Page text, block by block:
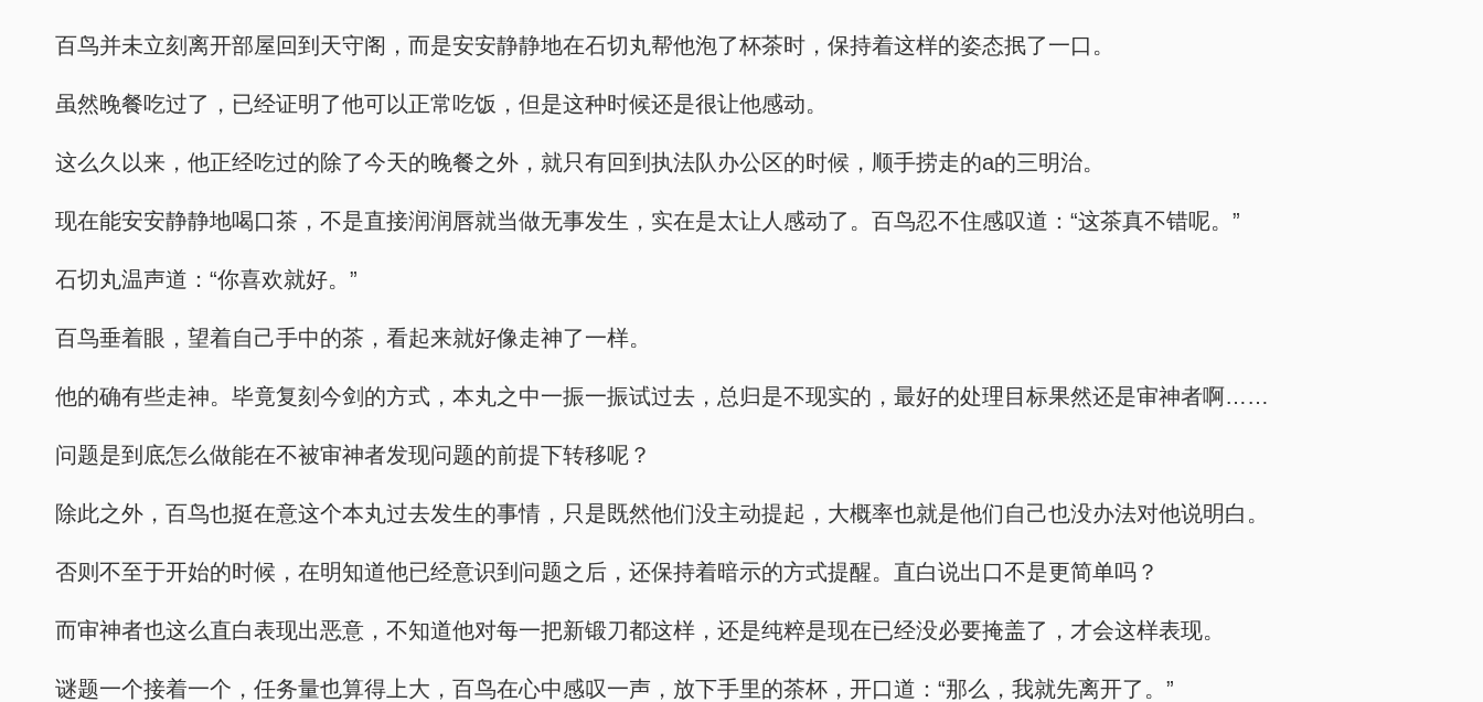
百鸟并未立刻离开部屋回到天守阁，而是安安静静地在石切丸帮他泡了杯茶时，保持着这样的姿态抿了一口。
虽然晚餐吃过了，已经证明了他可以正常吃饭，但是这种时候还是很让他感动。
这么久以来，他正经吃过的除了今天的晚餐之外，就只有回到执法队办公区的时候，顺手捞走的a的三明治。
现在能安安静静地喝口茶，不是直接润润唇就当做无事发生，实在是太让人感动了。百鸟忍不住感叹道：“这茶真不错呢。”
石切丸温声道：“你喜欢就好。”
百鸟垂着眼，望着自己手中的茶，看起来就好像走神了一样。
他的确有些走神。毕竟复刻今剑的方式，本丸之中一振一振试过去，总归是不现实的，最好的处理目标果然还是审神者啊……
问题是到底怎么做能在不被审神者发现问题的前提下转移呢？
除此之外，百鸟也挺在意这个本丸过去发生的事情，只是既然他们没主动提起，大概率也就是他们自己也没办法对他说明白。
否则不至于开始的时候，在明知道他已经意识到问题之后，还保持着暗示的方式提醒。直白说出口不是更简单吗？
而审神者也这么直白表现出恶意，不知道他对每一把新锻刀都这样，还是纯粹是现在已经没必要掩盖了，才会这样表现。
谜题一个接着一个，任务量也算得上大，百鸟在心中感叹一声，放下手里的茶杯，开口道：“那么，我就先离开了。”